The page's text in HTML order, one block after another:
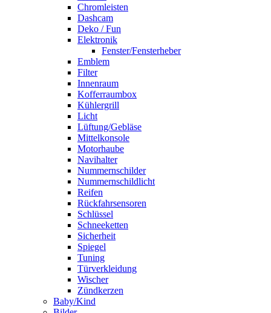
Chromleisten
Dashcam
Deko / Fun
Elektronik
Fenster/Fensterheber
Emblem
Filter
Innenraum
Kofferraumbox
Kühlergrill
Licht
Lüftung/Gebläse
Mittelkonsole
Motorhaube
Navihalter
Nummernschilder
Nummernschildlicht
Reifen
Rückfahrsensoren
Schlüssel
Schneeketten
Sicherheit
Spiegel
Tuning
Türverkleidung
Wischer
Zündkerzen
Baby/Kind